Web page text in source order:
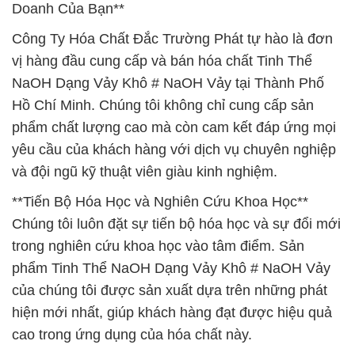
Doanh Của Bạn**
Công Ty Hóa Chất Đắc Trường Phát tự hào là đơn
vị hàng đầu cung cấp và bán hóa chất Tinh Thể
NaOH Dạng Vảy Khô # NaOH Vảy tại Thành Phố
Hồ Chí Minh. Chúng tôi không chỉ cung cấp sản
phẩm chất lượng cao mà còn cam kết đáp ứng mọi
yêu cầu của khách hàng với dịch vụ chuyên nghiệp
và đội ngũ kỹ thuật viên giàu kinh nghiệm.
**Tiến Bộ Hóa Học và Nghiên Cứu Khoa Học**
Chúng tôi luôn đặt sự tiến bộ hóa học và sự đổi mới
trong nghiên cứu khoa học vào tâm điểm. Sản
phẩm Tinh Thể NaOH Dạng Vảy Khô # NaOH Vảy
của chúng tôi được sản xuất dựa trên những phát
hiện mới nhất, giúp khách hàng đạt được hiệu quả
cao trong ứng dụng của hóa chất này.